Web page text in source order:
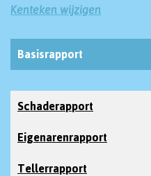
Kenteken wijzigen
Basisrapport
Schaderapport
Eigenarenrapport
Tellerrapport